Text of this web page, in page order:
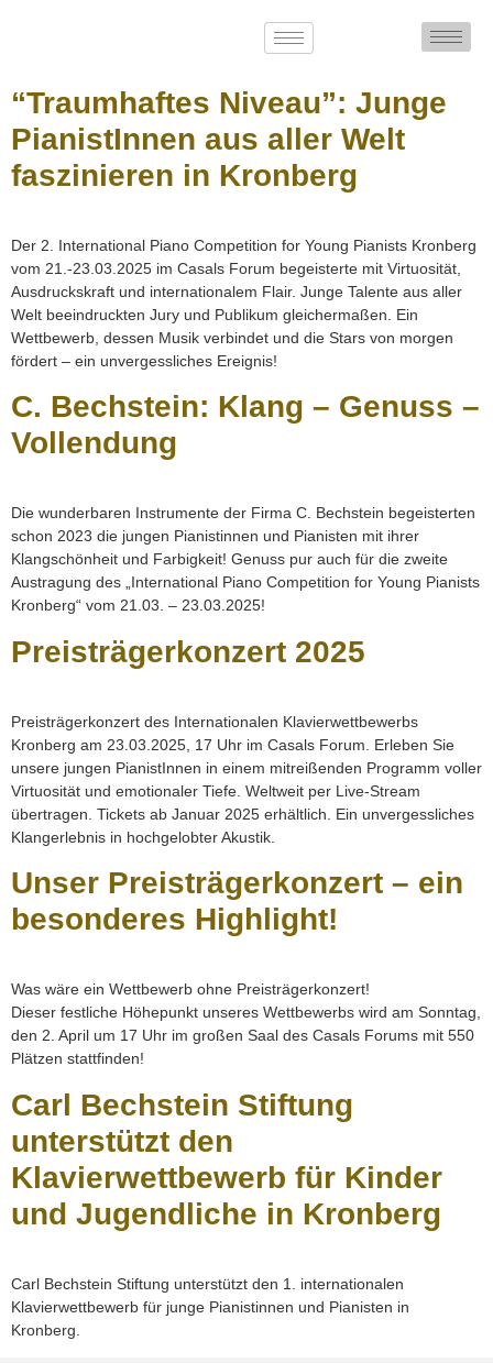
“Traumhaftes Niveau”: Junge
PianistInnen aus aller Welt
faszinieren in Kronberg
Der 2. International Piano Competition for Young Pianists Kronberg
vom 21.-23.03.2025 im Casals Forum begeisterte mit Virtuosität,
Ausdruckskraft und internationalem Flair. Junge Talente aus aller
Welt beeindruckten Jury und Publikum gleichermaßen. Ein
Wettbewerb, dessen Musik verbindet und die Stars von morgen
fördert – ein unvergessliches Ereignis!
C. Bechstein: Klang – Genuss –
Vollendung
Die wunderbaren Instrumente der Firma C. Bechstein begeisterten
schon 2023 die jungen Pianistinnen und Pianisten mit ihrer
Klangschönheit und Farbigkeit! Genuss pur auch für die zweite
Austragung des „International Piano Competition for Young Pianists
Kronberg“ vom 21.03. – 23.03.2025!
Preisträgerkonzert 2025
Preisträgerkonzert des Internationalen Klavierwettbewerbs
Kronberg am 23.03.2025, 17 Uhr im Casals Forum. Erleben Sie
unsere jungen PianistInnen in einem mitreißenden Programm voller
Virtuosität und emotionaler Tiefe. Weltweit per Live-Stream
übertragen. Tickets ab Januar 2025 erhältlich. Ein unvergessliches
Klangerlebnis in hochgelobter Akustik.
Unser Preisträgerkonzert – ein
besonderes Highlight!
Was wäre ein Wettbewerb ohne Preisträgerkonzert!
Dieser festliche Höhepunkt unseres Wettbewerbs wird am Sonntag,
den 2. April um 17 Uhr im großen Saal des Casals Forums mit 550
Plätzen stattfinden!
Carl Bechstein Stiftung
unterstützt den
Klavierwettbewerb für Kinder
und Jugendliche in Kronberg
Carl Bechstein Stiftung unterstützt den 1. internationalen
Klavierwettbewerb für junge Pianistinnen und Pianisten in
Kronberg.